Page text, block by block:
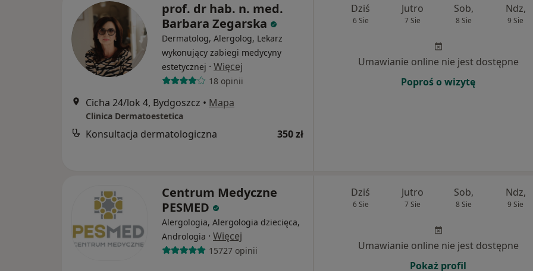
prof. dr hab. n. med.
Barbara Zegarska
Dermatolog, Alergolog, Lekarz
wykonujący zabiegi medycyny
estetycznej · Więcej
18 opinii
Cicha 24/lok 4, Bydgoszcz • Mapa
Clinica Dermatoestetica
Konsultacja dermatologiczna 350 zł
Dziś
6 Sie
Jutro
7 Sie
Sob,
8 Sie
Ndz,
9 Sie
Umawianie online nie jest dostępne
Poproś o wizytę
Centrum Medyczne
PESMED
Alergologia, Alergologia dziecięca,
Andrologia · Więcej
15727 opinii
Dziś
6 Sie
Jutro
7 Sie
Sob,
8 Sie
Ndz,
9 Sie
Umawianie online nie jest dostępne
Pokaż profil